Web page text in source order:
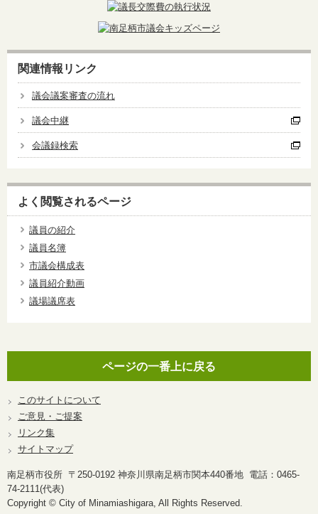
関連情報リンク
議会議案審査の流れ
議会中継
会議録検索
よく閲覧されるページ
議員の紹介
議員名簿
市議会構成表
議員紹介動画
議場議席表
ページの一番上に戻る
このサイトについて
ご意見・ご提案
リンク集
サイトマップ
南足柄市役所 〒250-0192 神奈川県南足柄市関本440番地 電話：0465-
74-2111(代表)
Copyright © City of Minamiashigara, All Rights Reserved.